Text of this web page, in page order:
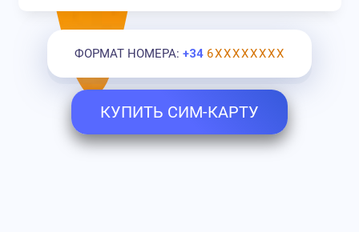
ФОРМАТ НОМЕРА: +34 6ХХХХХХХХ
КУПИТЬ СИМ-КАРТУ